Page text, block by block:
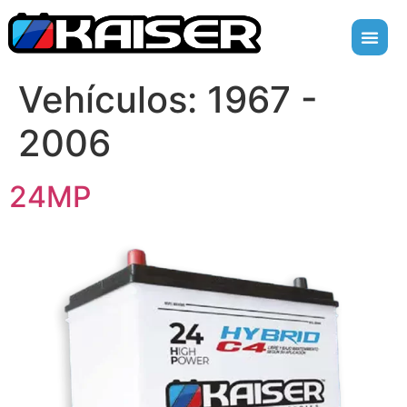
Vehículos: 1967 -
2006
24MP